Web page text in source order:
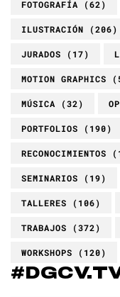
FOTOGRAFÍA (62)
ILUSTRACIÓN (206)
JURADOS (17)
MOTION GRAPHICS
MÚSICA (32)
PORTFOLIOS (190)
RECONOCIMIENTOS
SEMINARIOS (19)
TALLERES (106)
TRABAJOS (372)
WORKSHOPS (120)